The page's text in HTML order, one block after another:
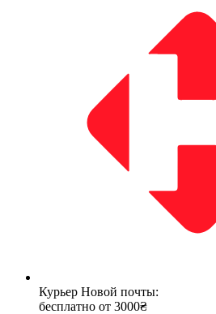
Курьер Новой почты:
бесплатно от 3000₴